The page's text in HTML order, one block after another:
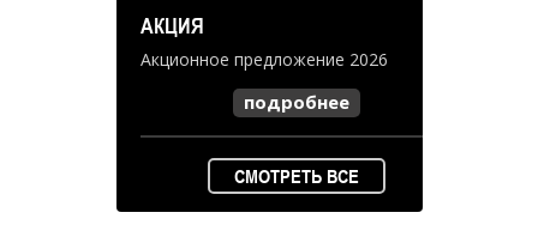
АКЦИЯ
Акционное предложение 2026
подробнее
СМОТРЕТЬ ВСЕ